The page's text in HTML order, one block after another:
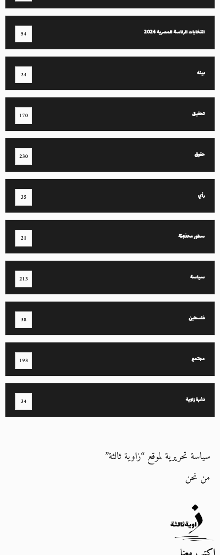
انتخابات الرئاسة المصرية 2024 54
بيئة 24
تحقيق 170
حقوق 230
رأي 35
سطور محذوفة 21
سياسة 213
فلسطين 38
مجتمع 193
نشرة زاوية 34
سياسة تحريرية لموقع “زاوية ثالثة”
من نحن